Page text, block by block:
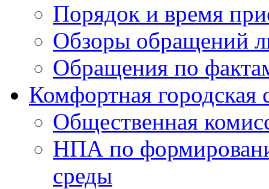
Порядок и время
Обзоры обращений
Обращения по
Комфортная городская
Общественная
НПА по
среды